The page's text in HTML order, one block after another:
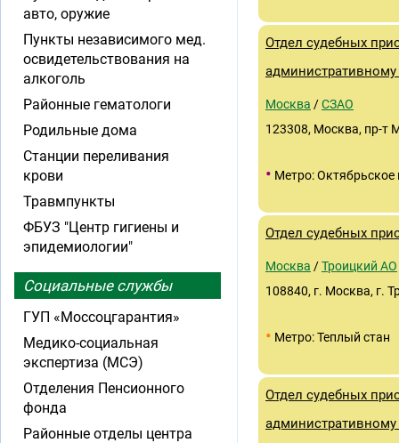
Отдел судебных
административному
Москва /СЗАО
123308, Москва, пр-т
• Метро: Октябрьское
Отдел судебных
Москва /Троицкий АО
108840, г. Москва, г.
• Метро: Теплый стан
Отдел судебных
авто, оружие
Пункты независимого мед.
освидетельствования на
алкоголь
Районные гематологи
Родильные дома
Станции переливания
крови
Травмпункты
ФБУЗ "Центр гигиены и
эпидемиологии"
Социальные службы
ГУП «Моссоцгарантия»
Медико-социальная
экспертиза (МСЭ)
Отделения Пенсионного
фонда
Районные отделы центра